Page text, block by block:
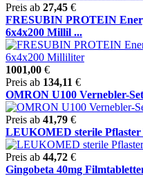
Preis ab 27,45 €
FRESUBIN PROTEIN
6x4x200 Millil ...
1001,00 €
Preis ab 134,11 €
OMRON U100 Vernebler-
Preis ab 41,79 €
LEUKOMED sterile Pflaster
Preis ab 44,72 €
Gingobeta 40mg